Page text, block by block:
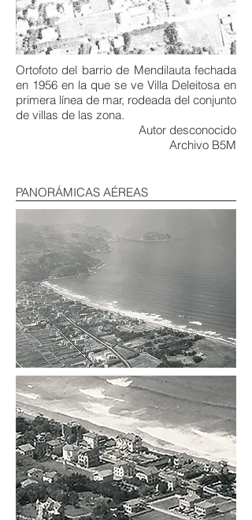
Ortofoto del barrio de Mendilauta fechada
en 1956 en la que se ve Villa Deleitosa en
primera línea de mar, rodeada del conjunto
de villas de las zona.
Autor desconocido
Archivo B5M
PANORÁMICAS AÉREAS